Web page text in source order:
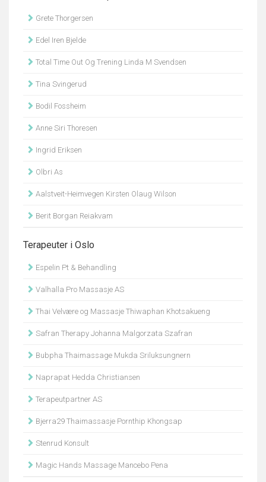
Grete Thorgersen
Edel Iren Bjelde
Total Time Out Og Trening Linda M Svendsen
Tina Svingerud
Bodil Fossheim
Anne Siri Thoresen
Ingrid Eriksen
Olbri As
Aalstveit-Heimvegen Kirsten Olaug Wilson
Berit Borgan Reiakvam
Terapeuter i Oslo
Espelin Pt & Behandling
Valhalla Pro Massasje AS
Thai Velvære og Massasje Thiwaphan Khotsakueng
Safran Therapy Johanna Malgorzata Szafran
Bubpha Thaimassage Mukda Sriluksungnern
Naprapat Hedda Christiansen
Terapeutpartner AS
Bjerra29 Thaimassasje Pornthip Khongsap
Stenrud Konsult
Magic Hands Massage Mancebo Pena